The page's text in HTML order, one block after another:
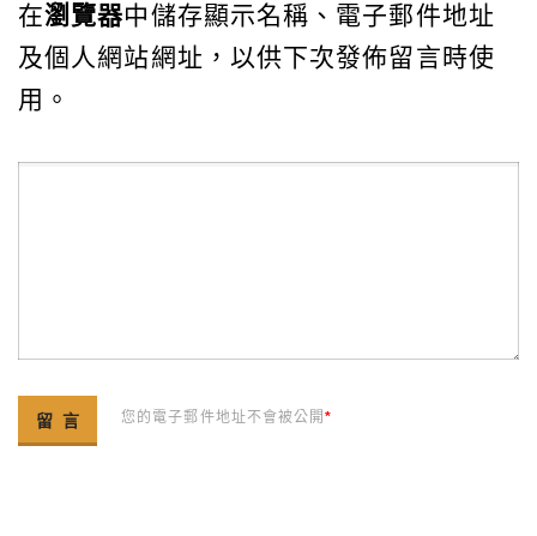
在瀏覽器中儲存顯示名稱、電子郵件地址
及個人網站網址，以供下次發佈留言時使
用。
您的電子郵件地址不會被公開*